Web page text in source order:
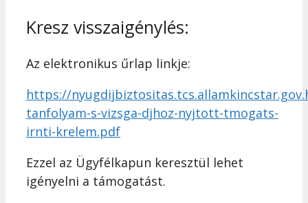
Kresz visszaigénylés:
Az elektronikus űrlap linkje:
https://
tanfolyam-s-vizsga-djhoz-nyjtott-tmogats-
irnti-krelem.pdf
Ezzel az Ügyfélkapun keresztül lehet
igényelni a támogatást.